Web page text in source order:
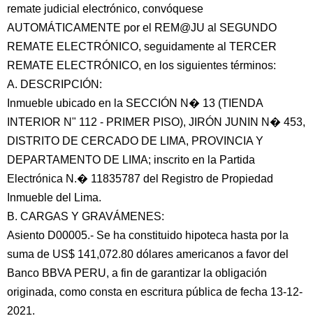
remate judicial electrónico, convóquese
AUTOMÁTICAMENTE por el REM@JU al SEGUNDO
REMATE ELECTRÓNICO, seguidamente al TERCER
REMATE ELECTRÓNICO, en los siguientes términos:
A. DESCRIPCIÓN:
Inmueble ubicado en la SECCIÓN N� 13 (TIENDA
INTERIOR N" 112 - PRIMER PISO), JIRÓN JUNIN N� 453,
DISTRITO DE CERCADO DE LIMA, PROVINCIA Y
DEPARTAMENTO DE LIMA; inscrito en la Partida
Electrónica N.� 11835787 del Registro de Propiedad
Inmueble del Lima.
B. CARGAS Y GRAVÁMENES:
Asiento D00005.- Se ha constituido hipoteca hasta por la
suma de US$ 141,072.80 dólares americanos a favor del
Banco BBVA PERU, a fin de garantizar la obligación
originada, como consta en escritura pública de fecha 13-12-
2021.